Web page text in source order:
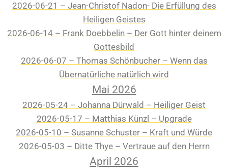
2026-06-21 – Jean-Christof Nadon- Die Erfüllung des
Heiligen Geistes
2026-06-14 – Frank Doebbelin – Der Gott hinter deinem
Gottesbild
2026-06-07 – Thomas Schönbucher – Wenn das
Übernatürliche natürlich wird
Mai 2026
2026-05-24 – Johanna Dürwald – Heiliger Geist
2026-05-17 – Matthias Künzl – Upgrade
2026-05-10 – Susanne Schuster – Kraft und Würde
2026-05-03 – Ditte Thye – Vertraue auf den Herrn
April 2026